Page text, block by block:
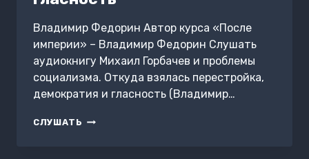
Владимир Федорин Автор курса «После
империи» – Владимир Федорин Слушать
аудиокнигу Михаил Горбачев и проблемы
социализма. Откуда взялась перестройка,
демократия и гласность (Владимир…
СЛУШАТЬ МИХАИЛ